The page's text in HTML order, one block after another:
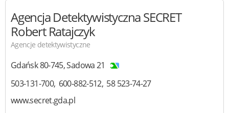
Agencja Detektywistyczna SECRET
Robert Ratajczyk
Agencje detektywistyczne
Gdańsk80-745,Sadowa 21
503-131-700 600-882-512 58 523-74-27
www.secret.gda.pl